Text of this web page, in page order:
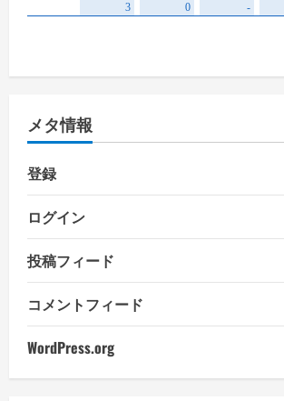
メタ情報
登録
ログイン
投稿フィード
コメントフィード
WordPress.org